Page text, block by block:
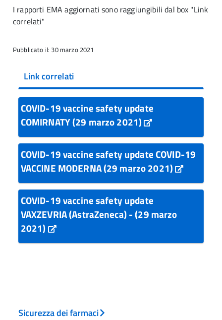
I rapporti EMA aggiornati sono raggiungibili dal box "Link
correlati"
Pubblicato il: 30 marzo 2021
Link correlati
COVID-19 vaccine safety update
COMIRNATY (29 marzo 2021)
COVID-19 vaccine safety update COVID-19
VACCINE MODERNA (29 marzo 2021)
COVID-19 vaccine safety update
VAXZEVRIA (AstraZeneca) - (29 marzo
2021)
Sicurezza dei farmaci